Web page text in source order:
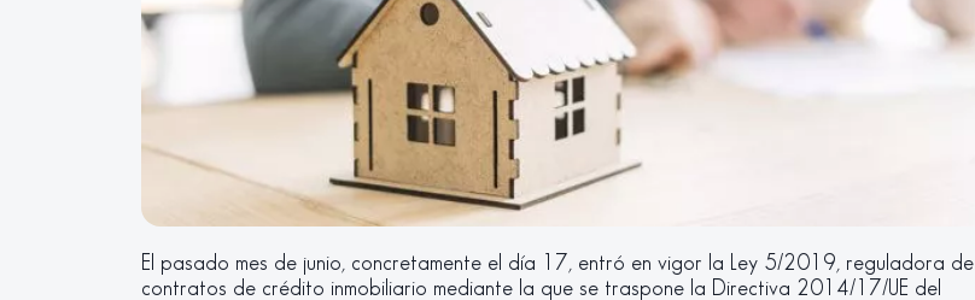
El pasado mes de junio, concretamente el día 17, entró en vigor la Ley 5/2019, reguladora de
contratos de crédito inmobiliario mediante la que se traspone la Directiva 2014/17/UE del